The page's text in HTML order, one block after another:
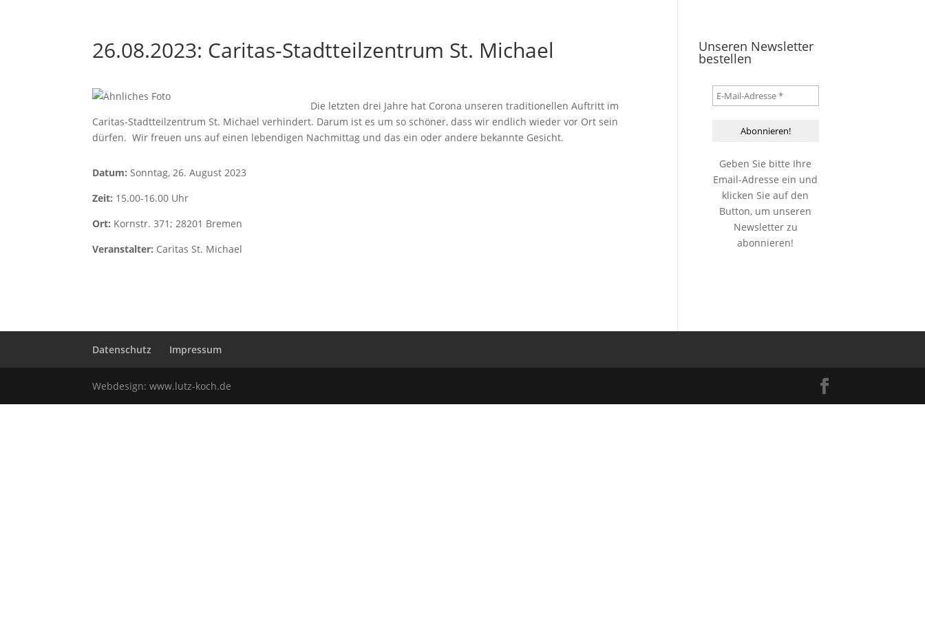
26.08.2023: Caritas-Stadtteilzentrum St. Michael
Die letzten drei Jahre hat Corona unseren traditionellen Auftritt im
Caritas-Stadtteilzentrum St. Michael verhindert. Darum ist es um so schöner, dass wir endlich wieder vor Ort sein
dürfen. Wir freuen uns auf einen lebendigen Nachmittag und das ein oder andere bekannte Gesicht.
Datum: Sonntag, 26. August 2023
Zeit: 15.00-16.00 Uhr
Ort: Kornstr. 371; 28201 Bremen
Veranstalter: Caritas St. Michael
Unseren Newsletter
bestellen
Geben Sie bitte Ihre
Email-Adresse ein und
klicken Sie auf den
Button, um unseren
Newsletter zu
abonnieren!
Datenschutz Impressum
Webdesign:www.lutz-koch.de